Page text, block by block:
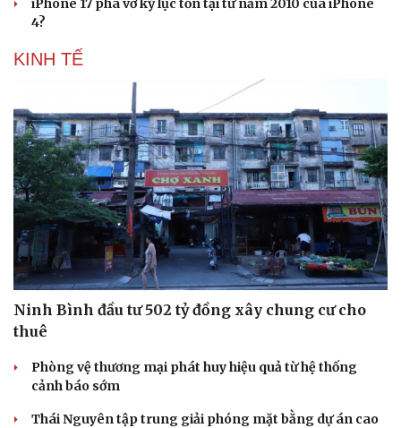
Sức khỏe
Dinh dưỡng - món ngon
Cây thuốc
Sản phụ khoa
Nhi khoa
Nam khoa
Làm đẹp - giảm cân
Phòng mạch online
Ăn sạch sống khỏe
Đời sống
Nhà đẹp
Blog
Tình yêu - Gia đình
iPhone 17 phá vỡ kỷ lục tồn tại từ năm 2010 của iPhone
4?
KINH TẾ
Ninh Bình đầu tư 502 tỷ đồng xây chung cư cho
thuê
Phòng vệ thương mại phát huy hiệu quả từ hệ thống
cảnh báo sớm
Thái Nguyên tập trung giải phóng mặt bằng dự án cao